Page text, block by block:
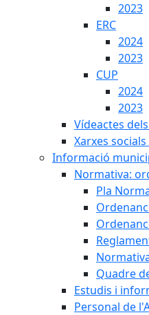
2023
ERC
2024
2023
CUP
2024
2023
Vídeactes
Xarxes
Informació
Normativa:
Pla
Quadre
Estudis i
Personal de